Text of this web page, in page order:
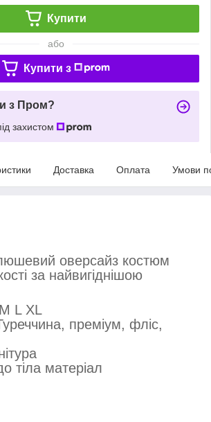
Купити
або
Купити з
з Пром?
захистом
Доставка Оплата Умови
оверсайз костюм
за найвигіднішою
L XL
преміум, фліс,
тіла матеріал